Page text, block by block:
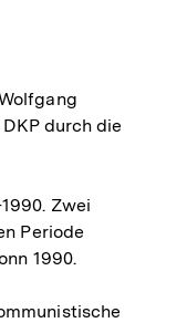
durch die
Zwei
Periode
1990.